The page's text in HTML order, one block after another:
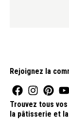
Rejoignez la
Trouvez tous
la pâtisserie et